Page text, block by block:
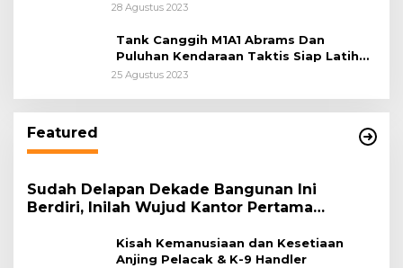
28 Agustus 2023
Tank Canggih M1A1 Abrams Dan
Puluhan Kendaraan Taktis Siap Latihan
Super Garuda Shield
25 Agustus 2023
Featured
Sudah Delapan Dekade Bangunan Ini
Berdiri, Inilah Wujud Kantor Pertama
Kisah Kemanusiaan dan Kesetiaan
Anjing Pelacak & K-9 Handler